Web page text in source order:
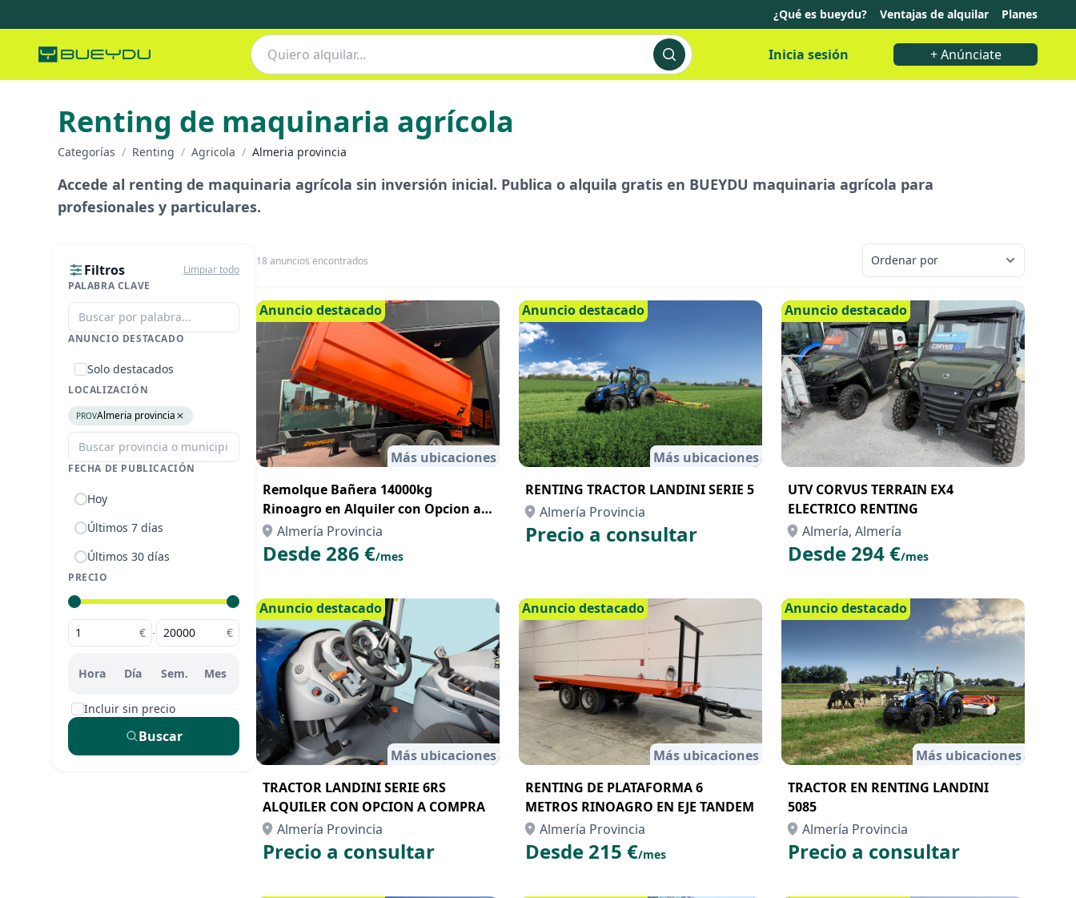
¿Qué es bueydu? Ventajas de alquilar Planes
Inicia sesión + Anúnciate
Renting de maquinaria agrícola
Categorías / Renting / Agricola / Almeria provincia
Accede al renting de maquinaria agrícola sin inversión inicial. Publica o alquila gratis en BUEYDU maquinaria agrícola para
profesionales y particulares.
Filtros
Limpiar todo
PALABRA CLAVE
ANUNCIO DESTACADO
Solo destacados
LOCALIZACIÓN
PROVAlmeria provincia
FECHA DE PUBLICACIÓN
Hoy
Últimos 7 días
Últimos 30 días
PRECIO
€ - €
Hora Día Sem. Mes
Incluir sin precio
Buscar
18 anuncios encontrados
Anuncio destacado
Más ubicaciones
Remolque Bañera 14000kg
Rinoagro en Alquiler con Opcion a
Compra con Renting
Almería Provincia
Desde 286 €/mes
Anuncio destacado
Más ubicaciones
RENTING TRACTOR LANDINI SERIE 5
Almería Provincia
Precio a consultar
Anuncio destacado
UTV CORVUS TERRAIN EX4
ELECTRICO RENTING
Almería, Almería
Desde 294 €/mes
Anuncio destacado
Más ubicaciones
TRACTOR LANDINI SERIE 6RS
ALQUILER CON OPCION A COMPRA
Almería Provincia
Precio a consultar
Anuncio destacado
Más ubicaciones
RENTING DE PLATAFORMA 6
METROS RINOAGRO EN EJE TANDEM
Almería Provincia
Desde 215 €/mes
Anuncio destacado
Más ubicaciones
TRACTOR EN RENTING LANDINI
5085
Almería Provincia
Precio a consultar